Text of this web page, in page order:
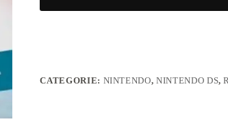
CATEGORIE: NINTENDO,NINTENDO DS,